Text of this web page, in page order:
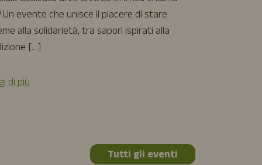
evento che unisce il piacere di stare
alla solidarietà, tra sapori ispirati alla
[…]
di più
Tutti gli eventi